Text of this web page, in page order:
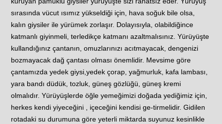
sırasında vücut ısımız yükseldiği için, hava soğuk bile olsa,
kalın giysiler ile yürümek zorlaşır. Dolayısıyla, olabildiğince
katmanlı giyinmeli, terledikçe katmanı azaltmalısınız. Yürüyüşte
kullandığınız çantanın, omuzlarınızı acıtmayacak, dengenizi
bozmayacak dağ çantası olması önemlidir. Mevsime göre
çantamızda yedek giysi,yedek çorap, yağmurluk, kafa lambası,
yara bandı düdük, tozluk, güneş gözlüğü, güneş kremi
olmalıdır. Yürüyüşlerde öğle yemeğimizi doğada yediğimiz için,
herkes kendi yiyeceğini , içeceğini kendisi ge-tirmelidir. Gidilen
rotadaki su durumuna göre yeterli miktarda suyunuz kesinlikle